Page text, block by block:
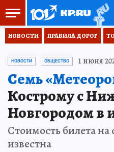
НОВОСТИ ПРАВИЛА ДОРОГ
НОВОСТИ ОБЩЕСТВО 1 июня
Семь
Кострому с
Новгородом в
Стоимость билета
известна